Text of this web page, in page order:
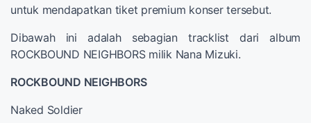
untuk mendapatkan tiket premium konser tersebut.
Dibawah ini adalah sebagian tracklist dari album
ROCKBOUND NEIGHBORS milik Nana Mizuki.
ROCKBOUND NEIGHBORS
Naked Soldier